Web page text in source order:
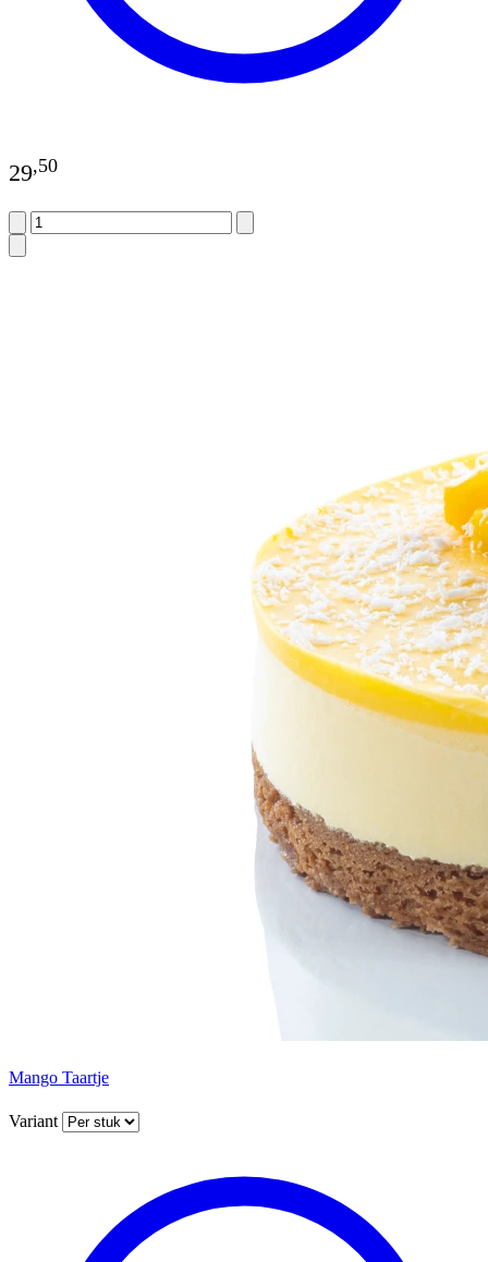
29,50
Mango Taartje
Variant